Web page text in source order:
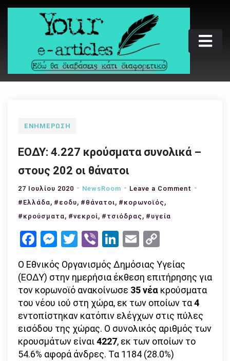
Skip
Your e-articles
Εδώ θα διαβάσεις κάτι διαφορετικό
ΕΝΗΜΈΡΩΣΗ
ΕΟΔΥ: 4.227 κρούσματα συνολικά –
στους 202 οι θάνατοι
27 Ιουλίου 2020 NewsRoom Leave a Comment on
202
οι
θάνατοι
#Ελλάδα, #εοδυ, #θάνατοι, #κορωνοϊός ,
#κρούσματα, #νεκροί, #τσιόδρας , #υγεία
Facebook
Messenger
Twitter
ViberLinkedIn
Email
Link
Ο Εθνικός Οργανισμός Δημόσιας Υγείας
(ΕΟΔΥ) στην ημερήσια έκθεση επιτήρησης για
τον κορωνοϊό ανακοίνωσε 35 νέα κρούσματα
του νέου ιού στη χώρα, εκ των οποίων τα4
εντοπίστηκαν κατόπιν ελέγχων στις πύλες
εισόδου της χώρας. Ο συνολικός αριθμός των
κρουσμάτων είναι4227, εκ των οποίων το
54.6% αφορά άνδρες. Τα 1184 (28.0%)